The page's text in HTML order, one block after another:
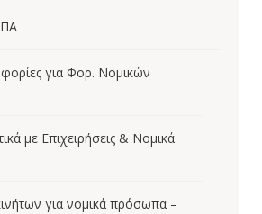
για Φορ. Νομικών
με Επιχειρήσεις & Νομικά
για νομικά πρόσωπα –